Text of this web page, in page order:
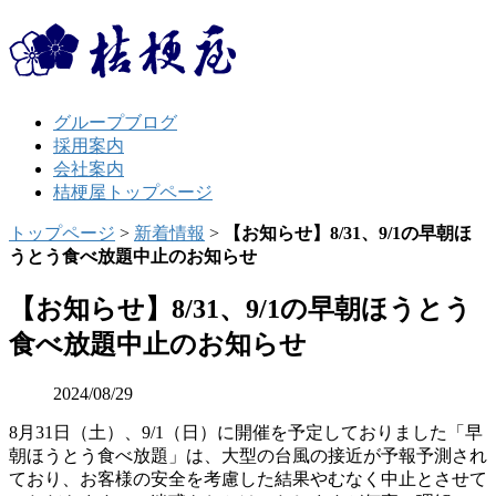
グループブログ
採用案内
会社案内
桔梗屋トップページ
トップページ > 新着情報 >
【お知らせ】8/31、9/1の早朝ほ
うとう食べ放題中止のお知らせ
【お知らせ】8/31、9/1の早朝ほうとう
食べ放題中止のお知らせ
2024/08/29
8月31日（土）、9/1（日）に開催を予定しておりました「早
朝ほうとう食べ放題」は、大型の台風の接近が予報予測され
ており、お客様の安全を考慮した結果やむなく中止とさせて